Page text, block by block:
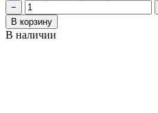
−
В корзину
В наличии